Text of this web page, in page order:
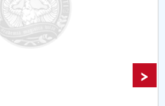
studies
>